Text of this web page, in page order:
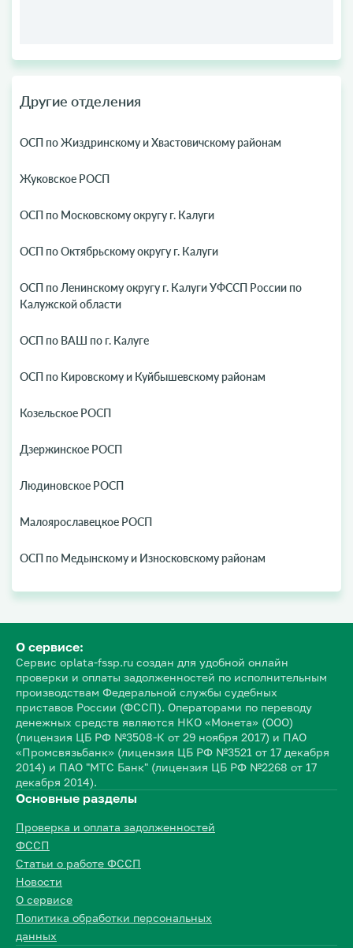
Другие отделения
ОСП по Жиздринскому и Хвастовичскому районам
Жуковское РОСП
ОСП по Московскому округу г. Калуги
ОСП по Октябрьскому округу г. Калуги
ОСП по Ленинскому округу г. Калуги УФССП России по
Калужской области
ОСП по ВАШ по г. Калуге
ОСП по Кировскому и Куйбышевскому районам
Козельское РОСП
Дзержинское РОСП
Людиновское РОСП
Малоярославецкое РОСП
ОСП по Медынскому и Износковскому районам
О сервисе:
Сервис oplata-fssp.ru создан для удобной онлайн
проверки и оплаты задолженностей по исполнительным
производствам Федеральной службы судебных
приставов России (ФССП). Операторами по переводу
денежных средств являются НКО «Монета» (ООО)
(лицензия ЦБ РФ №3508-К от 29 ноября 2017) и ПАО
«Промсвязьбанк» (лицензия ЦБ РФ №3521 от 17 декабря
2014) и ПАО "МТС Банк" (лицензия ЦБ РФ №2268 от 17
декабря 2014).
Основные разделы
Проверка и оплата задолженностей
ФССП
Статьи о работе ФССП
Новости
О сервисе
Политика обработки персональных
данных